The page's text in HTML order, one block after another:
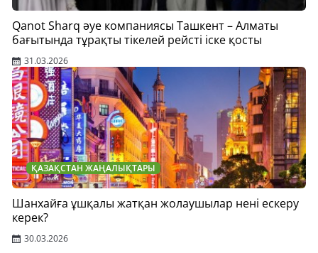
Qanot Sharq әуе компаниясы Ташкент – Алматы
бағытында тұрақты тікелей рейсті іске қосты
31.03.2026
ҚАЗАҚСТАН ЖАҢАЛЫҚТАРЫ
Шанхайға ұшқалы жатқан жолаушылар нені ескеру
керек?
30.03.2026